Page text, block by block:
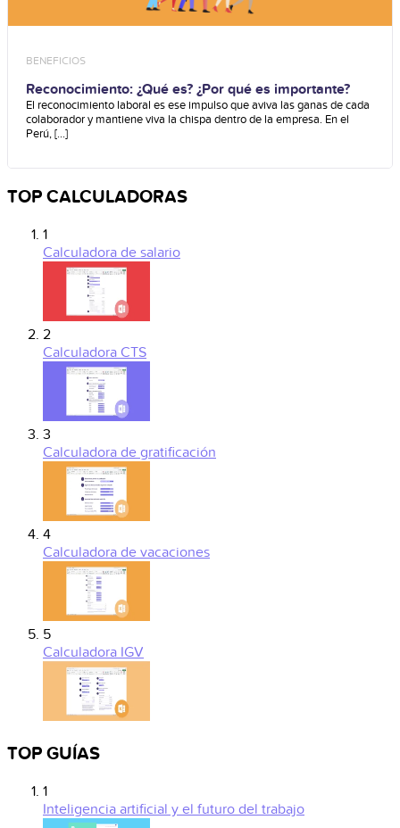
BENEFICIOS
Reconocimiento: ¿Qué es? ¿Por qué es importante?
El reconocimiento laboral es ese impulso que aviva las ganas de cada
colaborador y mantiene viva la chispa dentro de la empresa. En el
Perú, [...]
TOP CALCULADORAS
1
Calculadora de salario
2
Calculadora CTS
3
Calculadora de gratificación
4
Calculadora de vacaciones
5
Calculadora IGV
TOP GUÍAS
1
Inteligencia artificial y el futuro del trabajo